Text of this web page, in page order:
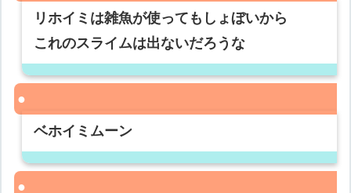
リホイミは雑魚が使ってもしょぼいから
これのスライムは出ないだろうな
ベホイミムーン